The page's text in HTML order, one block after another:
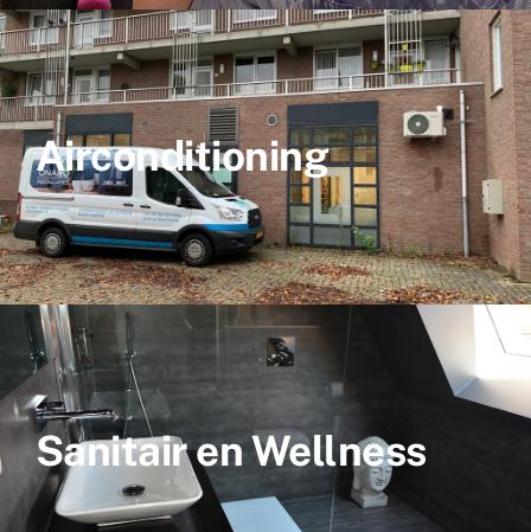
Airconditioning
Sanitair en Wellness